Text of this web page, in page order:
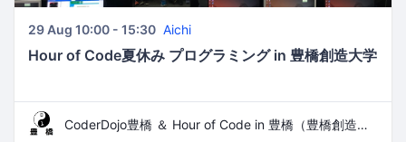
29 Aug 10:00 - 15:30 Aichi
Hour of Code夏休み プログラミング in 豊橋創造大学
CoderDojo豊橋 ＆ Hour of Code in 豊橋（豊橋創造大学 今井ゼミプロジェクト）